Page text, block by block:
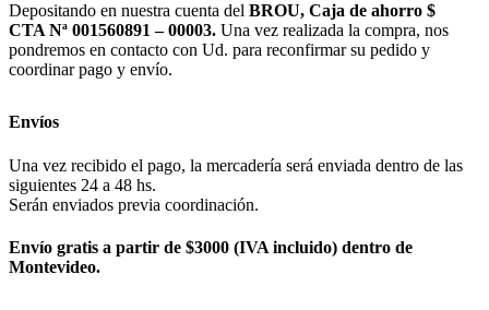
Depositando en nuestra cuenta del BROU, Caja de ahorro $
CTA Nª 001560891 – 00003. Una vez realizada la compra, nos
pondremos en contacto con Ud. para reconfirmar su pedido y
coordinar pago y envío.
Envíos
Una vez recibido el pago, la mercadería será enviada dentro de las
siguientes 24 a 48 hs.
Serán enviados previa coordinación.
Envío gratis a partir de $3000 (IVA incluido) dentro de
Montevideo.